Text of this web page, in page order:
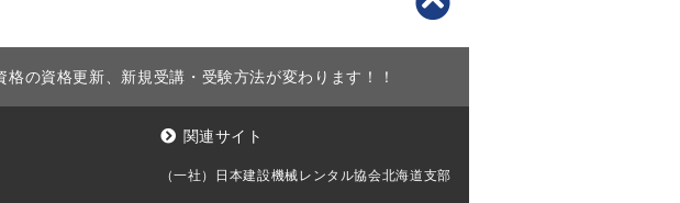
の資格更新、新規受講・受験方法が変わります！！
関連サイト
（一社）日本建設機械レンタル協会北海道支部